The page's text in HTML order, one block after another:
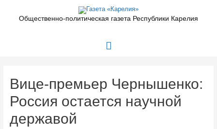
содержимомуОбщественно-политическая газета Республики Карелия
Главное
Вице-премьер Чернышенко:
Россия остается научной
державой